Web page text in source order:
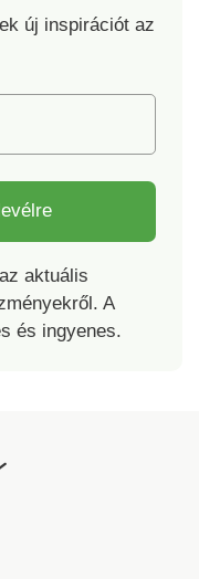
új inspirációt az
aktuális
A
és ingyenes.